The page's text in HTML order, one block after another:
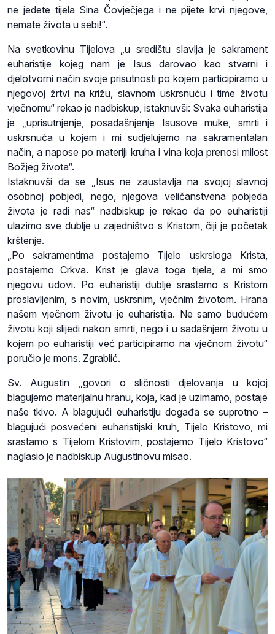
ne jedete tijela Sina Čovječjega i ne pijete krvi njegove,
nemate života u sebi!“.
Na svetkovinu Tijelova „u središtu slavlja je sakrament
euharistije kojeg nam je Isus darovao kao stvarni i
djelotvorni način svoje prisutnosti po kojem participiramo u
njegovoj žrtvi na križu, slavnom uskrsnuću i time životu
vječnomu“ rekao je nadbiskup, istaknuvši: Svaka euharistija
je „uprisutnjenje, posadašnjenje Isusove muke, smrti i
uskrsnuća u kojem i mi sudjelujemo na sakramentalan
način, a napose po materiji kruha i vina koja prenosi milost
Božjeg života“.
Istaknuvši da se „Isus ne zaustavlja na svojoj slavnoj
osobnoj pobjedi, nego, njegova veličanstvena pobjeda
života je radi nas“ nadbiskup je rekao da po euharistiji
ulazimo sve dublje u zajedništvo s Kristom, čiji je početak
krštenje.
„Po sakramentima postajemo Tijelo uskrsloga Krista,
postajemo Crkva. Krist je glava toga tijela, a mi smo
njegovu udovi. Po euharistiji dublje srastamo s Kristom
proslavljenim, s novim, uskrsnim, vječnim životom. Hrana
našem vječnom životu je euharistija. Ne samo budućem
životu koji slijedi nakon smrti, nego i u sadašnjem životu u
kojem po euharistiji već participiramo na vječnom životu“
poručio je mons. Zgrablić.
Sv. Augustin „govori o sličnosti djelovanja u kojoj
blagujemo materijalnu hranu, koja, kad je uzimamo, postaje
naše tkivo. A blagujući euharistiju događa se suprotno –
blagujući posvećeni euharistijski kruh, Tijelo Kristovo, mi
srastamo s Tijelom Kristovim, postajemo Tijelo Kristovo“
naglasio je nadbiskup Augustinovu misao.